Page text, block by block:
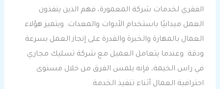
الفقري لخدمات شركة المعمورة، فهم الذين ينفذون
العمل ميدانيًا باستخدام الأدوات والمعدات. ويتميز هؤلاء
العمال بالمهارة والخبرة والقدرة على إنجاز العمل بسرعة
ودقة. وعندما يتعامل العميل مع شركة تسليك مجاري
في راس الخيمة، فإنه يلمس الفرق من خلال مستوى
احترافية العمال أثناء تنفيذ الخدمة.